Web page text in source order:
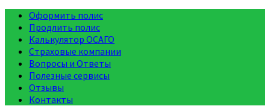
Оформить полис
Продлить полис
Калькулятор ОСАГО
Страховые компании
Вопросы и Ответы
Полезные сервисы
Отзывы
Контакты